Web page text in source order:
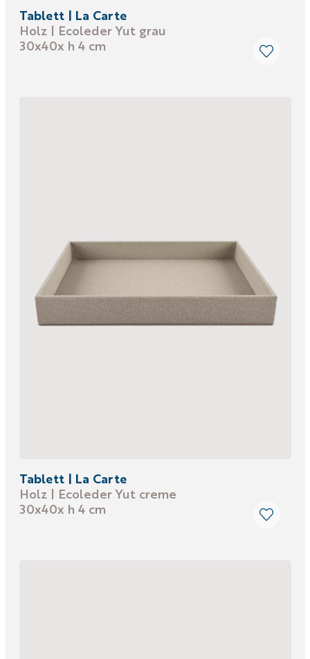
Tablett | La Carte
Holz | Ecoleder Yut grau
30x40x h 4 cm
Tablett | La Carte
Holz | Ecoleder Yut creme
30x40x h 4 cm